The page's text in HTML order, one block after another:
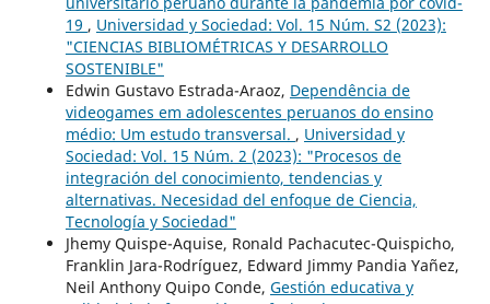
19 , Universidad y Sociedad: Vol. 15 Núm. S2 (2023):
"CIENCIAS BIBLIOMÉTRICAS Y DESARROLLO
SOSTENIBLE"
Edwin Gustavo Estrada-Araoz, Dependência de
videogames em adolescentes peruanos do ensino
médio: Um estudo transversal. , Universidad y
Sociedad: Vol. 15 Núm. 2 (2023): "Procesos de
integración del conocimiento, tendencias y
alternativas. Necesidad del enfoque de Ciencia,
Tecnología y Sociedad"
Jhemy Quispe-Aquise, Ronald Pachacutec-Quispicho,
Franklin Jara-Rodríguez, Edward Jimmy Pandia Yañez,
Neil Anthony Quipo Conde, Gestión educativa y